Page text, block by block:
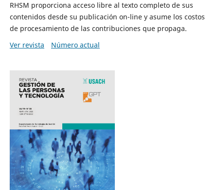
RHSM proporciona acceso libre al texto completo de sus
contenidos desde su publicación on-line y asume los costos
de procesamiento de las contribuciones que propaga.
Ver revista
Número actual